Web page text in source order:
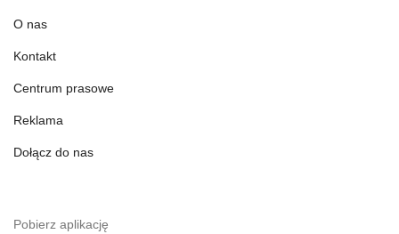
O nas
Kontakt
Centrum prasowe
Reklama
Dołącz do nas
Pobierz aplikację